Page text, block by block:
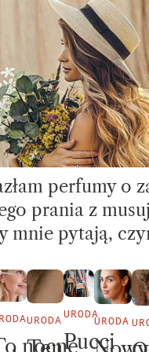
perfumy o
prania z
mnie pytają,
nocne
URODAURODA
Pucci
URODA